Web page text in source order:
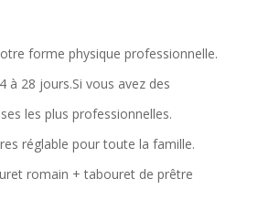
forme physique professionnelle.
à 28 jours.Si vous avez des
les plus professionnelles.
réglable pour toute la famille.
romain + tabouret de prêtre